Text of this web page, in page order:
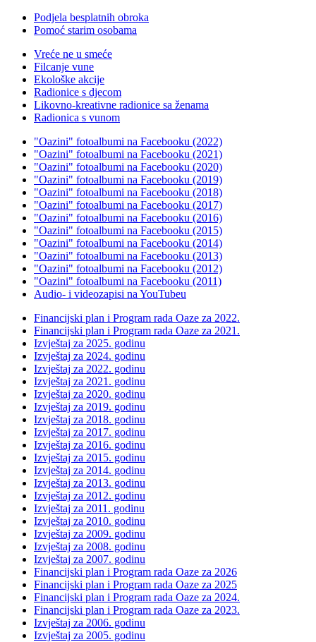
Podjela besplatnih obroka
Pomoć starim osobama
Vreće ne u smeće
Filcanje vune
Ekološke akcije
Radionice s djecom
Likovno-kreativne radionice sa ženama
Radionica s vunom
"Oazini" fotoalbumi na Facebooku (2022)
"Oazini" fotoalbumi na Facebooku (2021)
"Oazini" fotoalbumi na Facebooku (2020)
"Oazini" fotoalbumi na Facebooku (2019)
"Oazini" fotoalbumi na Facebooku (2018)
"Oazini" fotoalbumi na Facebooku (2017)
"Oazini" fotoalbumi na Facebooku (2016)
"Oazini" fotoalbumi na Facebooku (2015)
"Oazini" fotoalbumi na Facebooku (2014)
"Oazini" fotoalbumi na Facebooku (2013)
"Oazini" fotoalbumi na Facebooku (2012)
"Oazini" fotoalbumi na Facebooku (2011)
Audio- i videozapisi na YouTubeu
Financijski plan i Program rada Oaze za 2022.
Financijski plan i Program rada Oaze za 2021.
Izvještaj za 2025. godinu
Izvještaj za 2024. godinu
Izvještaj za 2022. godinu
Izvještaj za 2021. godinu
Izvještaj za 2020. godinu
Izvještaj za 2019. godinu
Izvještaj za 2018. godinu
Izvještaj za 2017. godinu
Izvještaj za 2016. godinu
Izvještaj za 2015. godinu
Izvještaj za 2014. godinu
Izvještaj za 2013. godinu
Izvještaj za 2012. godinu
Izvještaj za 2011. godinu
Izvještaj za 2010. godinu
Izvještaj za 2009. godinu
Izvještaj za 2008. godinu
Izvještaj za 2007. godinu
Financijski plan i Program rada Oaze za 2026
Financijski plan i Program rada Oaze za 2025
Financijski plan i Program rada Oaze za 2024.
Financijski plan i Program rada Oaze za 2023.
Izvještaj za 2006. godinu
Izvještaj za 2005. godinu